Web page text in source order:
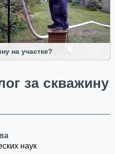
на участке?
за скважину
наук